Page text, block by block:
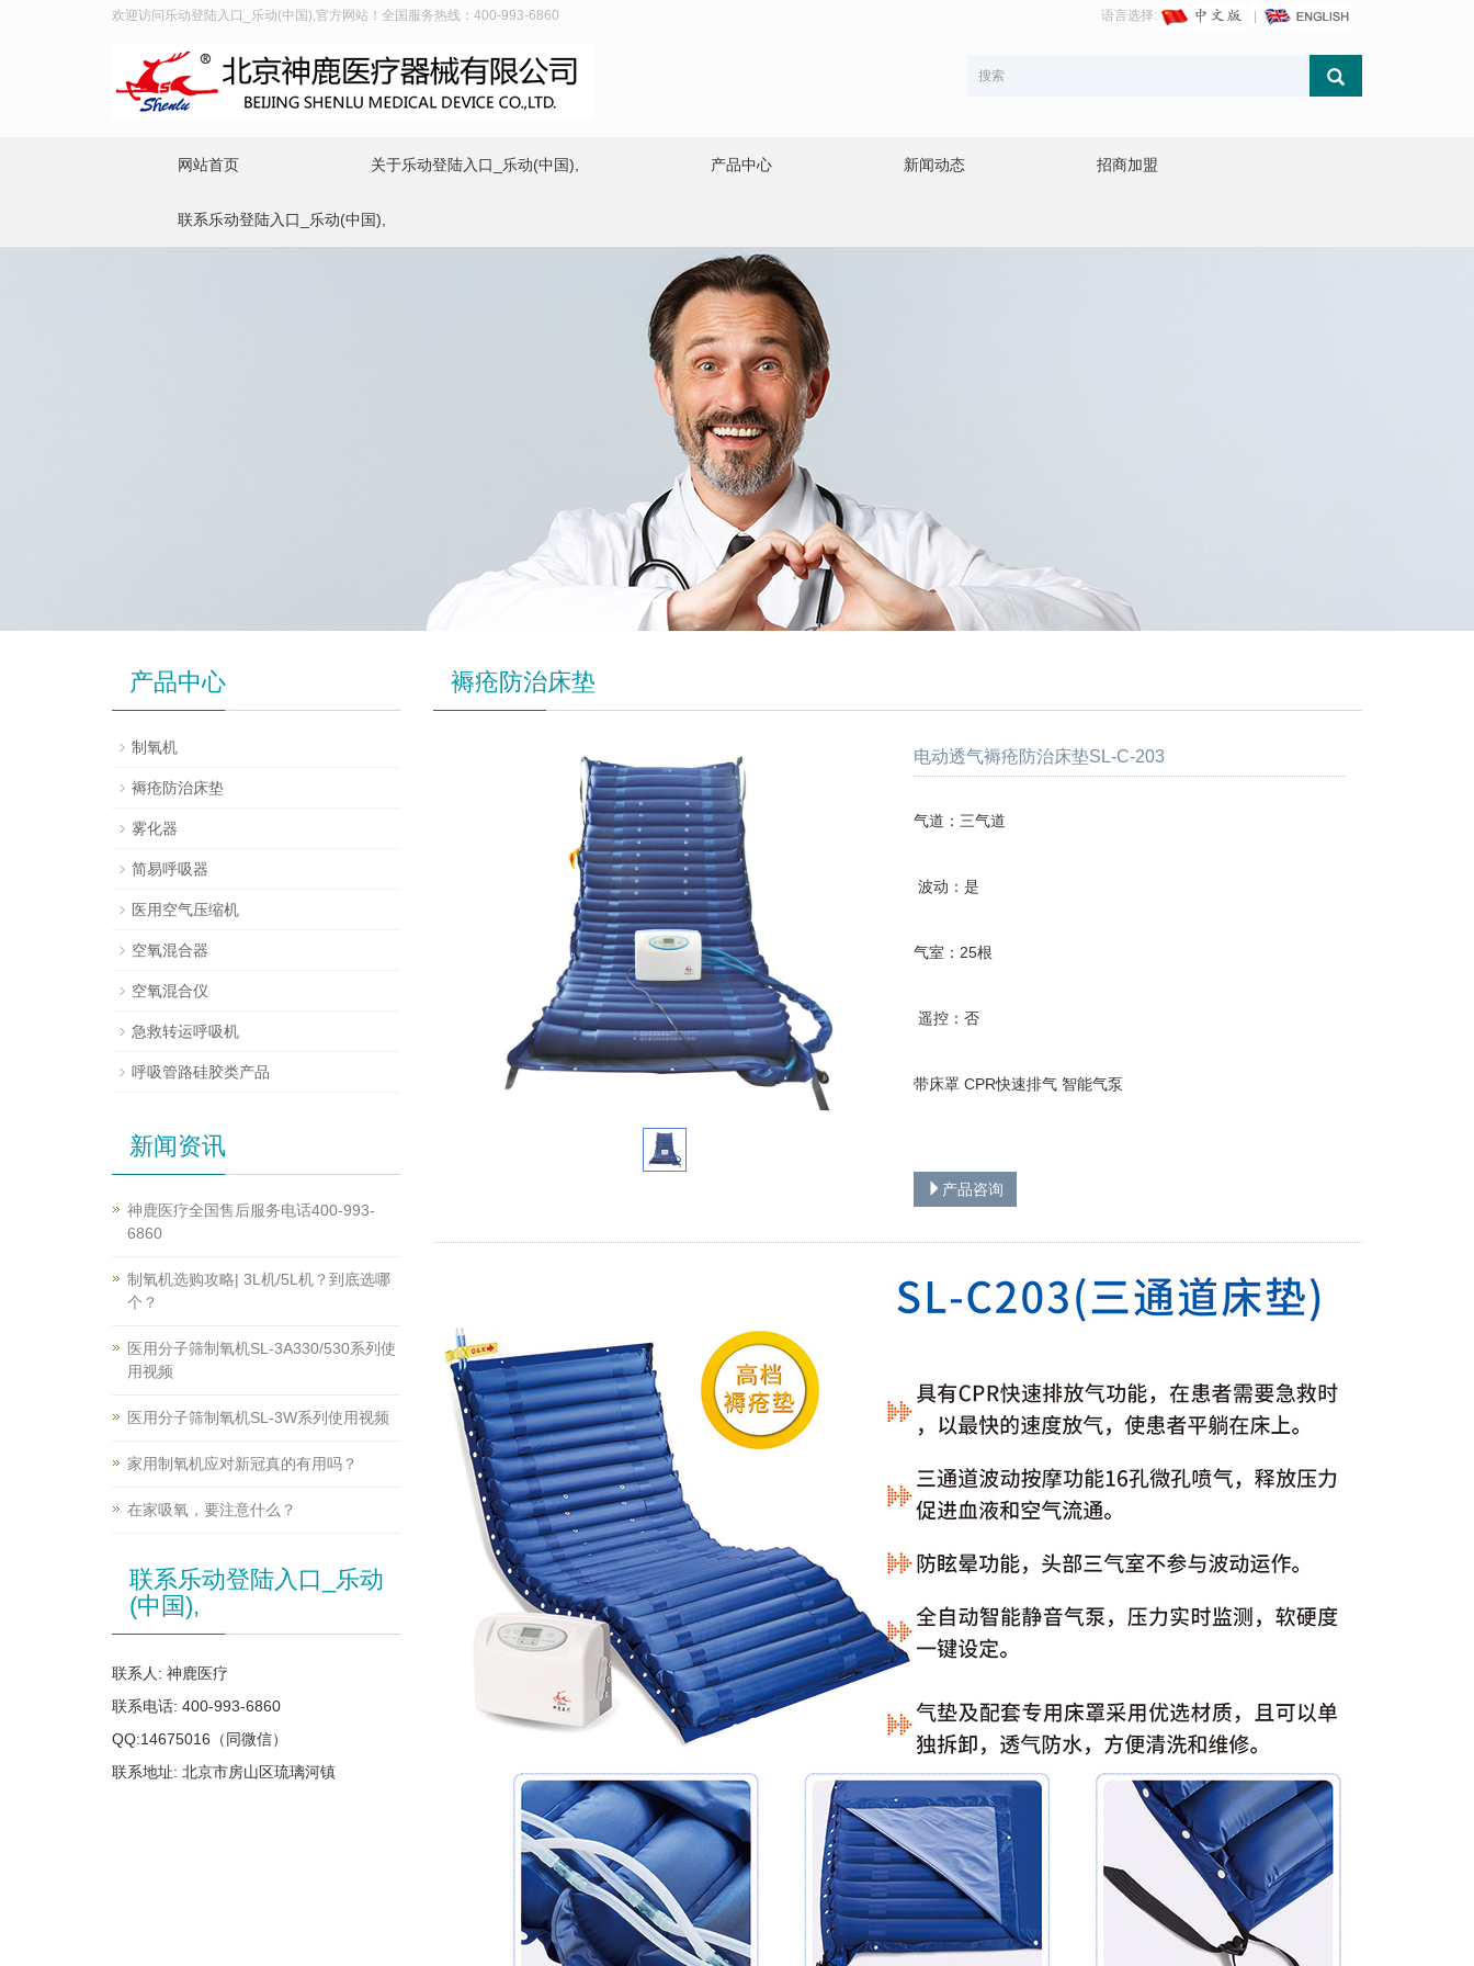
欢迎访问乐动登陆入口_乐动(中国),官方网站！全国服务热线：400-993-6860 语言选择:
网站首页 关于乐动登陆入口_乐动(中国), 产品中心 新闻动态 招商加盟
联系乐动登陆入口_乐动(中国),
褥疮防治床垫
电动透气褥疮防治床垫SL-C-203
气道：三气道
波动：是
气室：25根
遥控：否
带床罩 CPR快速排气 智能气泵
产品咨询
产品中心
制氧机
褥疮防治床垫
雾化器
简易呼吸器
医用空气压缩机
空氧混合器
空氧混合仪
急救转运呼吸机
呼吸管路硅胶类产品
新闻资讯
神鹿医疗全国售后服务电话400-993-
6860
制氧机选购攻略| 3L机/5L机？到底选哪
个？
医用分子筛制氧机SL-3A330/530系列使
用视频
医用分子筛制氧机SL-3W系列使用视频
家用制氧机应对新冠真的有用吗？
在家吸氧，要注意什么？
联系乐动登陆入口_乐动
(中国),
联系人: 神鹿医疗
联系电话: 400-993-6860
QQ:14675016（同微信）
联系地址: 北京市房山区琉璃河镇